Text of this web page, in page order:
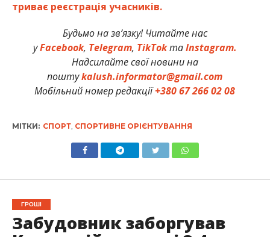
триває реєстрація учасників.
Будьмо на зв’язку! Читайте нас
уFacebook, Telegram, TikTokтаInstagram.
Надсилайте свої новини на
поштуkalush.informator@gmail.com
Мобільний номер редакції+380 67 266 02 08
МІТКИ: СПОРТ, СПОРТИВНЕ ОРІЄНТУВАННЯ
ГРОШІ
Забудовник заборгував